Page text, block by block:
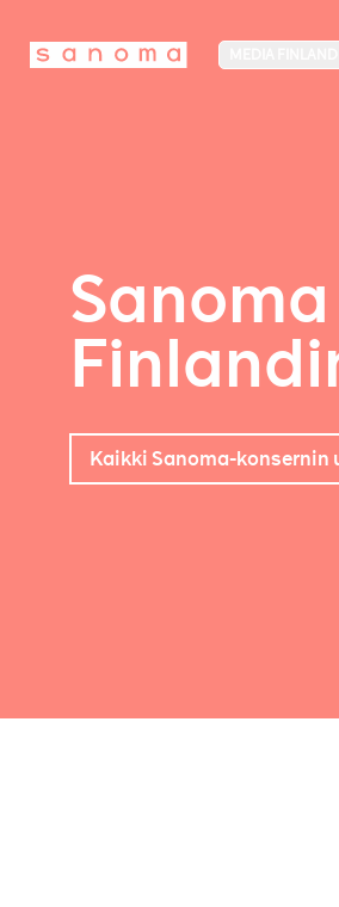
Kaikki Sanoma-konsernin